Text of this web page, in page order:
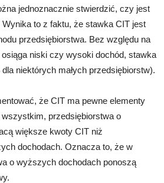
jednoznacznie stwierdzić, czy jest
to z faktu, że stawka CIT jest
przedsiębiorstwa. Bez względu na
niski czy wysoki dochód, stawka
niektórych małych przedsiębiorstw).
że CIT ma pewne elementy
przedsiębiorstwa o
większe kwoty CIT niż
dochodach. Oznacza to, że w
o wyższych dochodach ponoszą